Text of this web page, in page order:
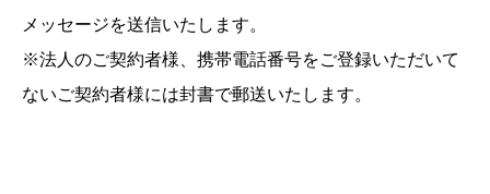
メッセージを送信いたします。
※法人のご契約者様、携帯電話番号をご登録いただいて
ないご契約者様には封書で郵送いたします。